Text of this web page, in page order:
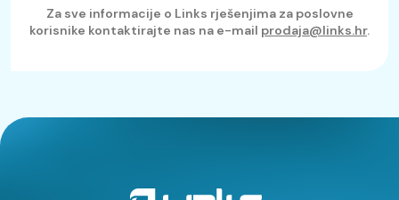
Za sve informacije o Links rješenjima za poslovne
korisnike kontaktirajte nas na e-mail prodaja@links.hr.